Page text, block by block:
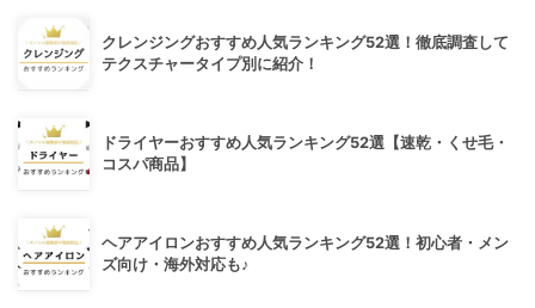
クレンジングおすすめ人気ランキング52選！徹底調査して
テクスチャータイプ別に紹介！
ドライヤーおすすめ人気ランキング52選【速乾・くせ毛・
コスパ商品】
ヘアアイロンおすすめ人気ランキング52選！初心者・メン
ズ向け・海外対応も♪